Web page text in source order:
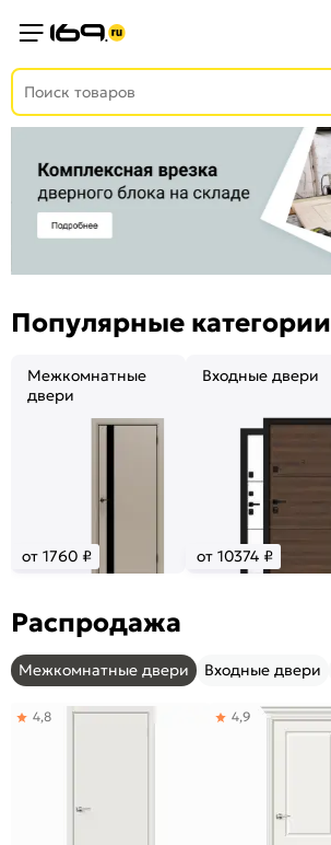
Популярные категории
Межкомнатные
двери
от 1760 ₽
Входные двери
от 10374 ₽
Распродажа
Межкомнатные двери Входные двери
4,8 4,9